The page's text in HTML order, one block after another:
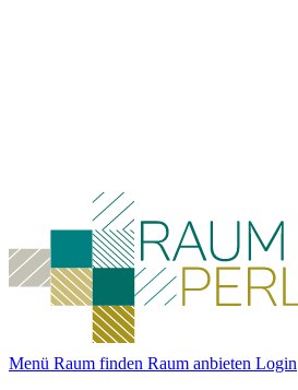
Menü Raum finden Raum anbieten Login